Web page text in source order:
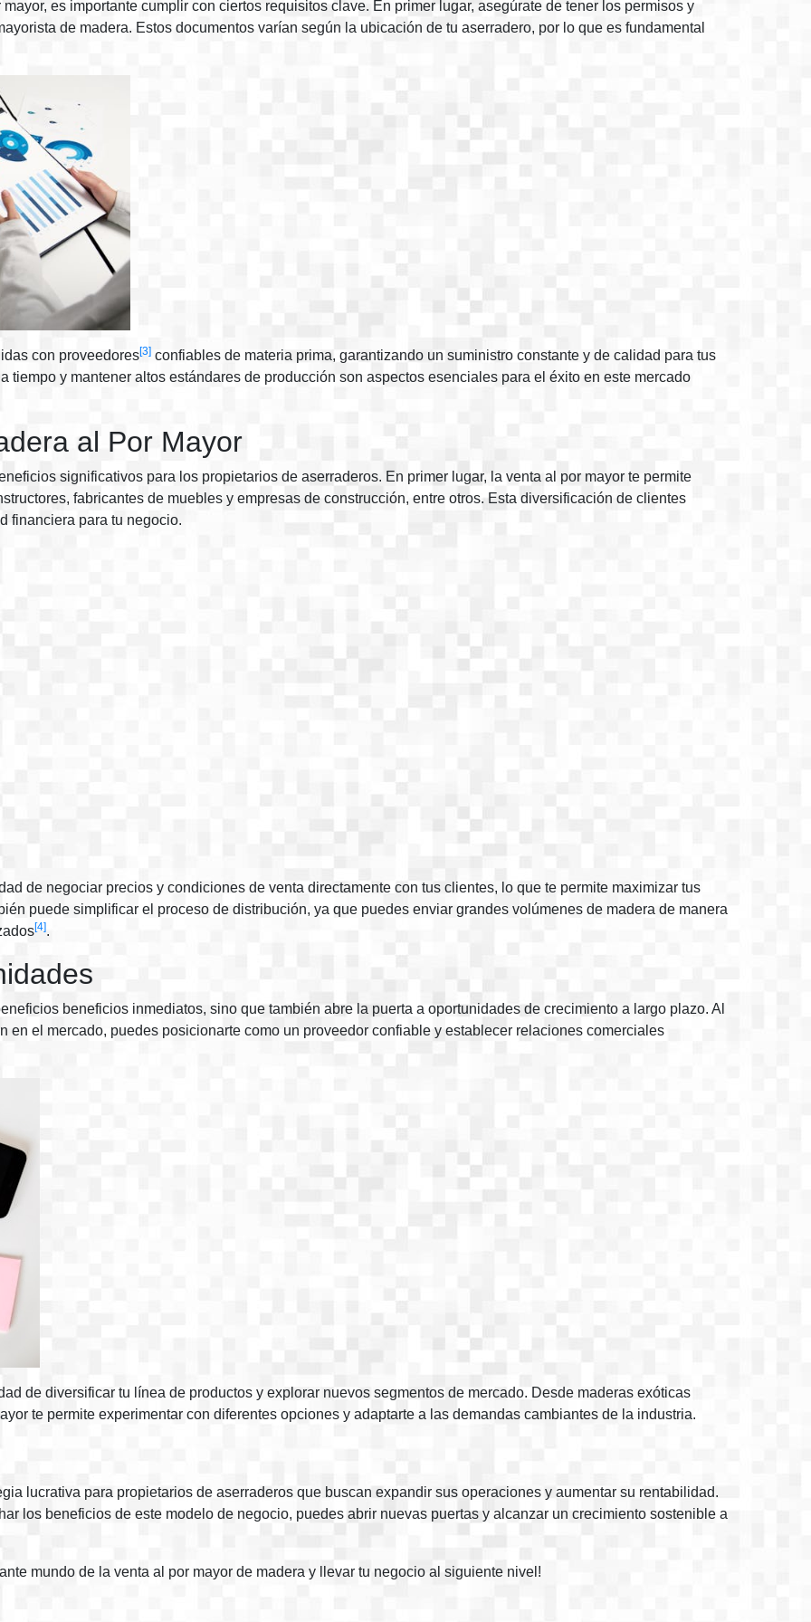
es importante cumplir con ciertos requisitos clave. En primer lugar, asegúrate de tener los permisos y
de madera. Estos documentos varían según la ubicación de tu aserradero, por lo que es fundamental
con proveedores[3] confiables de materia prima, garantizando un suministro constante y de calidad para tus
tiempo y mantener altos estándares de producción son aspectos esenciales para el éxito en este mercado
al Por Mayor
significativos para los propietarios de aserraderos. En primer lugar, la venta al por mayor te permite
fabricantes de muebles y empresas de construcción, entre otros. Esta diversificación de clientes
financiera para tu negocio.
de negociar precios y condiciones de venta directamente con tus clientes, lo que te permite maximizar tus
puede simplificar el proceso de distribución, ya que puedes enviar grandes volúmenes de madera de manera
[4].
beneficios inmediatos, sino que también abre la puerta a oportunidades de crecimiento a largo plazo. Al
en el mercado, puedes posicionarte como un proveedor confiable y establecer relaciones comerciales
de diversificar tu línea de productos y explorar nuevos segmentos de mercado. Desde maderas exóticas
te permite experimentar con diferentes opciones y adaptarte a las demandas cambiantes de la industria.
lucrativa para propietarios de aserraderos que buscan expandir sus operaciones y aumentar su rentabilidad.
los beneficios de este modelo de negocio, puedes abrir nuevas puertas y alcanzar un crecimiento sostenible a
mundo de la venta al por mayor de madera y llevar tu negocio al siguiente nivel!